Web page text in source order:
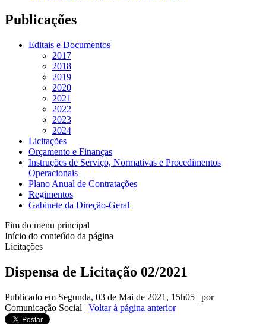
Publicações
Editais e Documentos
2017
2018
2019
2020
2021
2022
2023
2024
Licitações
Orçamento e Finanças
Instruções de Serviço, Normativas e Procedimentos
Operacionais
Plano Anual de Contratações
Regimentos
Gabinete da Direção-Geral
Fim do menu principal
Início do conteúdo da página
Licitações
Dispensa de Licitação 02/2021
Publicado em Segunda, 03 de Mai de 2021, 15h05 | por
Comunicação Social | Voltar à página anterior